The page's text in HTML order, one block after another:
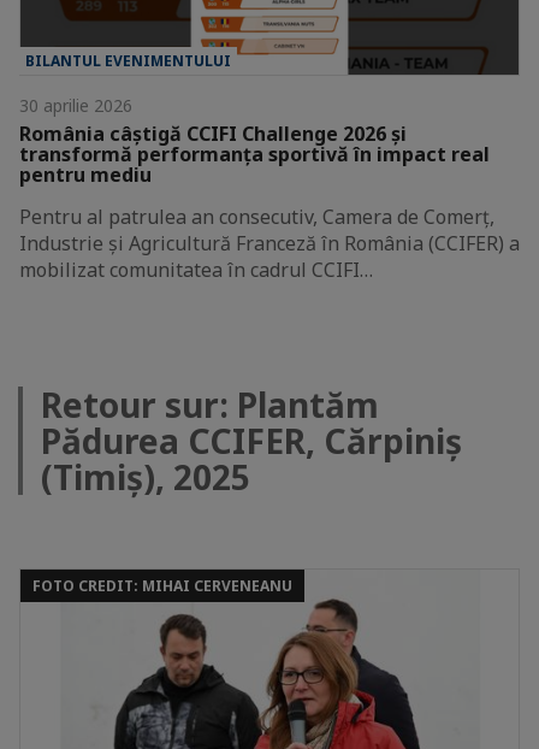
BILANTUL EVENIMENTULUI
30 aprilie 2026
România câștigă CCIFI Challenge 2026 și
transformă performanța sportivă în impact real
pentru mediu
Pentru al patrulea an consecutiv, Camera de Comerț,
Industrie și Agricultură Franceză în România (CCIFER) a
mobilizat comunitatea în cadrul CCIFI…
Retour sur: Plantăm
Pădurea CCIFER, Cărpiniș
(Timiș), 2025
FOTO CREDIT: MIHAI CERVENEANU